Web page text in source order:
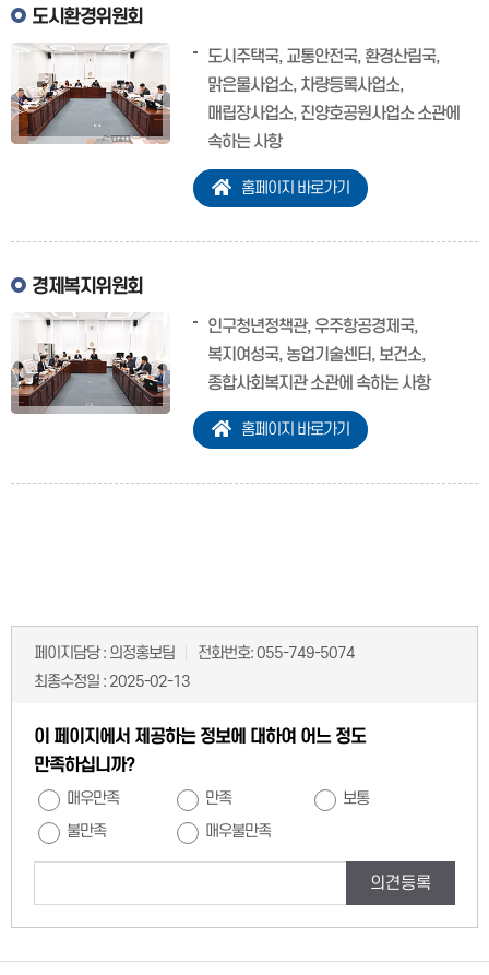
도시환경위원회
도시주택국, 교통안전국, 환경산림국,
맑은물사업소, 차량등록사업소,
매립장사업소, 진양호공원사업소 소관에
속하는 사항
홈페이지 바로가기
경제복지위원회
인구청년정책관, 우주항공경제국,
복지여성국, 농업기술센터, 보건소,
종합사회복지관 소관에 속하는 사항
홈페이지 바로가기
페이지담당 : 의정홍보팀 전화번호:055-749-5074
최종수정일 : 2025-02-13
이 페이지에서 제공하는 정보에 대하여 어느 정도
만족하십니까?
매우만족 만족
보통
불만족
매우불만족
의견등록